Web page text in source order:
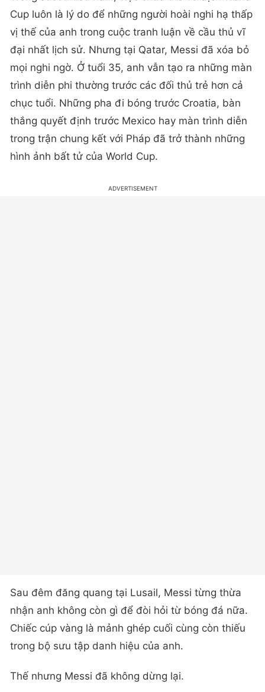
Cup luôn là lý do để những người hoài nghi hạ thấp
vị thế của anh trong cuộc tranh luận về cầu thủ vĩ
đại nhất lịch sử. Nhưng tại Qatar, Messi đã xóa bỏ
mọi nghi ngờ. Ở tuổi 35, anh vẫn tạo ra những màn
trình diễn phi thường trước các đối thủ trẻ hơn cả
chục tuổi. Những pha đi bóng trước Croatia, bàn
thắng quyết định trước Mexico hay màn trình diễn
trong trận chung kết với Pháp đã trở thành những
hình ảnh bất tử của World Cup.
Sau đêm đăng quang tại Lusail, Messi từng thừa
nhận anh không còn gì để đòi hỏi từ bóng đá nữa.
Chiếc cúp vàng là mảnh ghép cuối cùng còn thiếu
trong bộ sưu tập danh hiệu của anh.
Thế nhưng Messi đã không dừng lại.